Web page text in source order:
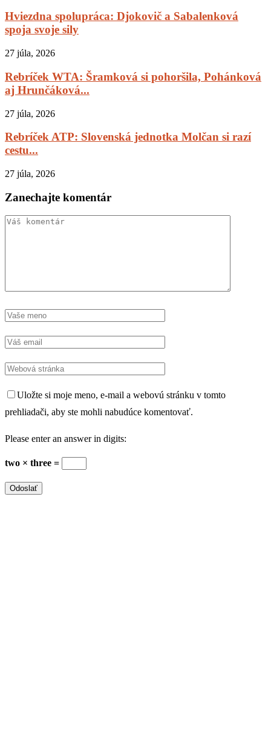
Hviezdna spolupráca: Djokovič a Sabalenková
spoja svoje sily
27 júla, 2026
Rebríček WTA: Šramková si pohoršila, Pohánková
aj Hrunčáková...
27 júla, 2026
Rebríček ATP: Slovenská jednotka Molčan si razí
cestu...
27 júla, 2026
Zanechajte komentár
Uložte si moje meno, e-mail a webovú stránku v tomto
prehliadači, aby ste mohli nabudúce komentovať.
Please enter an answer in digits:
two × three =